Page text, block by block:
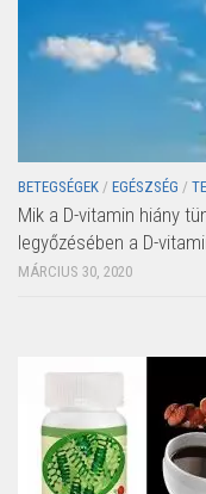
BETEGSÉGEK / EGÉSZSÉG /
Mik a D-vitamin hiány
legyőzésében a D-
MÁRCIUS 30, 2020